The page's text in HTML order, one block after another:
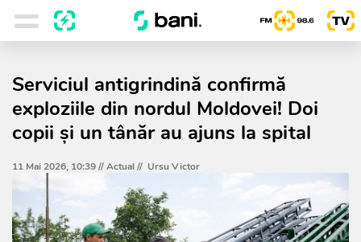
Serviciul antigrindină confirmă
exploziile din nordul Moldovei! Doi
copii și un tânăr au ajuns la spital
11 Mai 2026, 10:39 //Actual// Ursu Victor